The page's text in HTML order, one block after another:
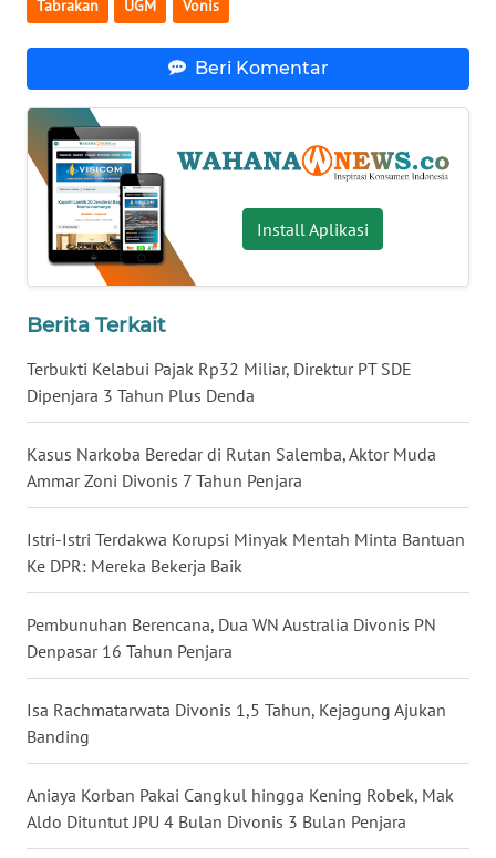
Tabrakan UGM Vonis
Beri Komentar
Install Aplikasi
Berita Terkait
Terbukti Kelabui Pajak Rp32 Miliar, Direktur PT SDE
Dipenjara 3 Tahun Plus Denda
Kasus Narkoba Beredar di Rutan Salemba, Aktor Muda
Ammar Zoni Divonis 7 Tahun Penjara
Istri-Istri Terdakwa Korupsi Minyak Mentah Minta Bantuan
Ke DPR: Mereka Bekerja Baik
Pembunuhan Berencana, Dua WN Australia Divonis PN
Denpasar 16 Tahun Penjara
Isa Rachmatarwata Divonis 1,5 Tahun, Kejagung Ajukan
Banding
Aniaya Korban Pakai Cangkul hingga Kening Robek, Mak
Aldo Dituntut JPU 4 Bulan Divonis 3 Bulan Penjara
WN
NUSANTARA
WN
JOGJA
WN
JATIM
WN
KALBAR
KALTENG
KALTARA
KALSEL
WN
KALTIM
WN
SULSEL
WN